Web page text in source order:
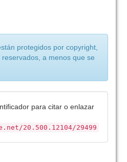
protegidos por copyright,
a menos que se
para citar o enlazar
20.500.12104/29499